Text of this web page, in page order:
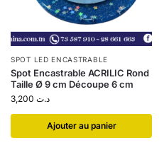
SPOT LED ENCASTRABLE
Spot Encastrable ACRILIC Rond
Taille Ø 9 cm Découpe 6 cm
د.ت
Ajouter au panier